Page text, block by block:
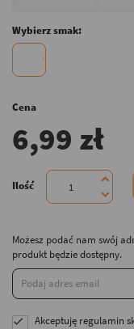
Wybierz smak:
Cena
6,99 zł
Ilość
Możesz podać nam swój
produkt będzie dostępny.
 Akceptuję regulamin